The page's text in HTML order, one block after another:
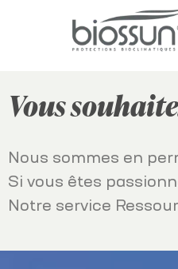
Vous
Nous sommes en
Si vous êtes
Notre service